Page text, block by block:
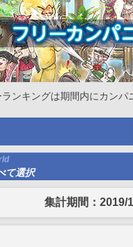
ンキングは期間内にカンパ
て選択
集計期間：2019/